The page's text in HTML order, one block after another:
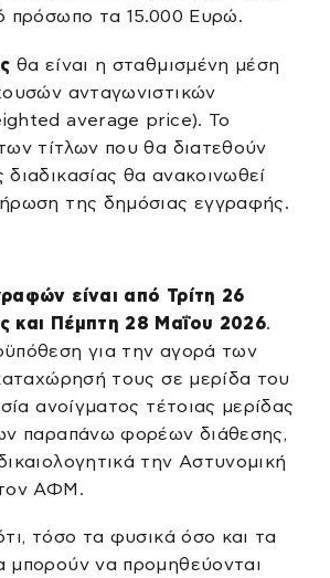
πρόσωπο τα 15.000 Ευρώ.
θα είναι η σταθμισμένη μέση
ανταγωνιστικών
average price). Το
τίτλων που θα διατεθούν
θα ανακοινωθεί
της δημόσιας εγγραφής.
είναι από Τρίτη 26
και Πέμπτη 28 Μαΐου 2026.
για την αγορά των
τους σε μερίδα του
ανοίγματος τέτοιας μερίδας
παραπάνω φορέων διάθεσης,
την Αστυνομική
ΑΦΜ.
τόσο τα φυσικά όσο και τα
μπορούν να προμηθεύονται